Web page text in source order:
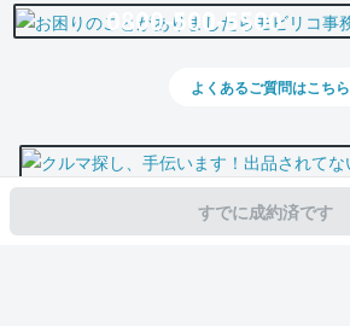
すでに成約済です
0800-500-5500
よくあるご質問はこちら